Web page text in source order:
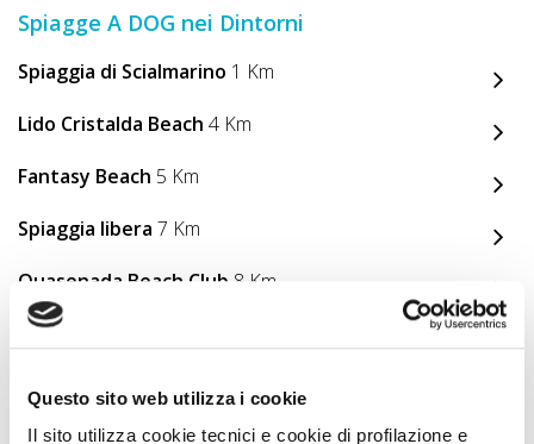
Questo sito web utilizza i cookie
Il sito utilizza cookie tecnici e cookie di profilazione e
Spiagge A DOG nei Dintorni
Spiaggia di Scialmarino 1 Km
Lido Cristalda Beach 4 Km
Fantasy Beach 5 Km
Spiaggia libera 7 Km
Quasenada Beach Club 8 Km
Spiaggia attrezzata con lido pet-friendly E.Mattei9
Il Gabbiano19 Km